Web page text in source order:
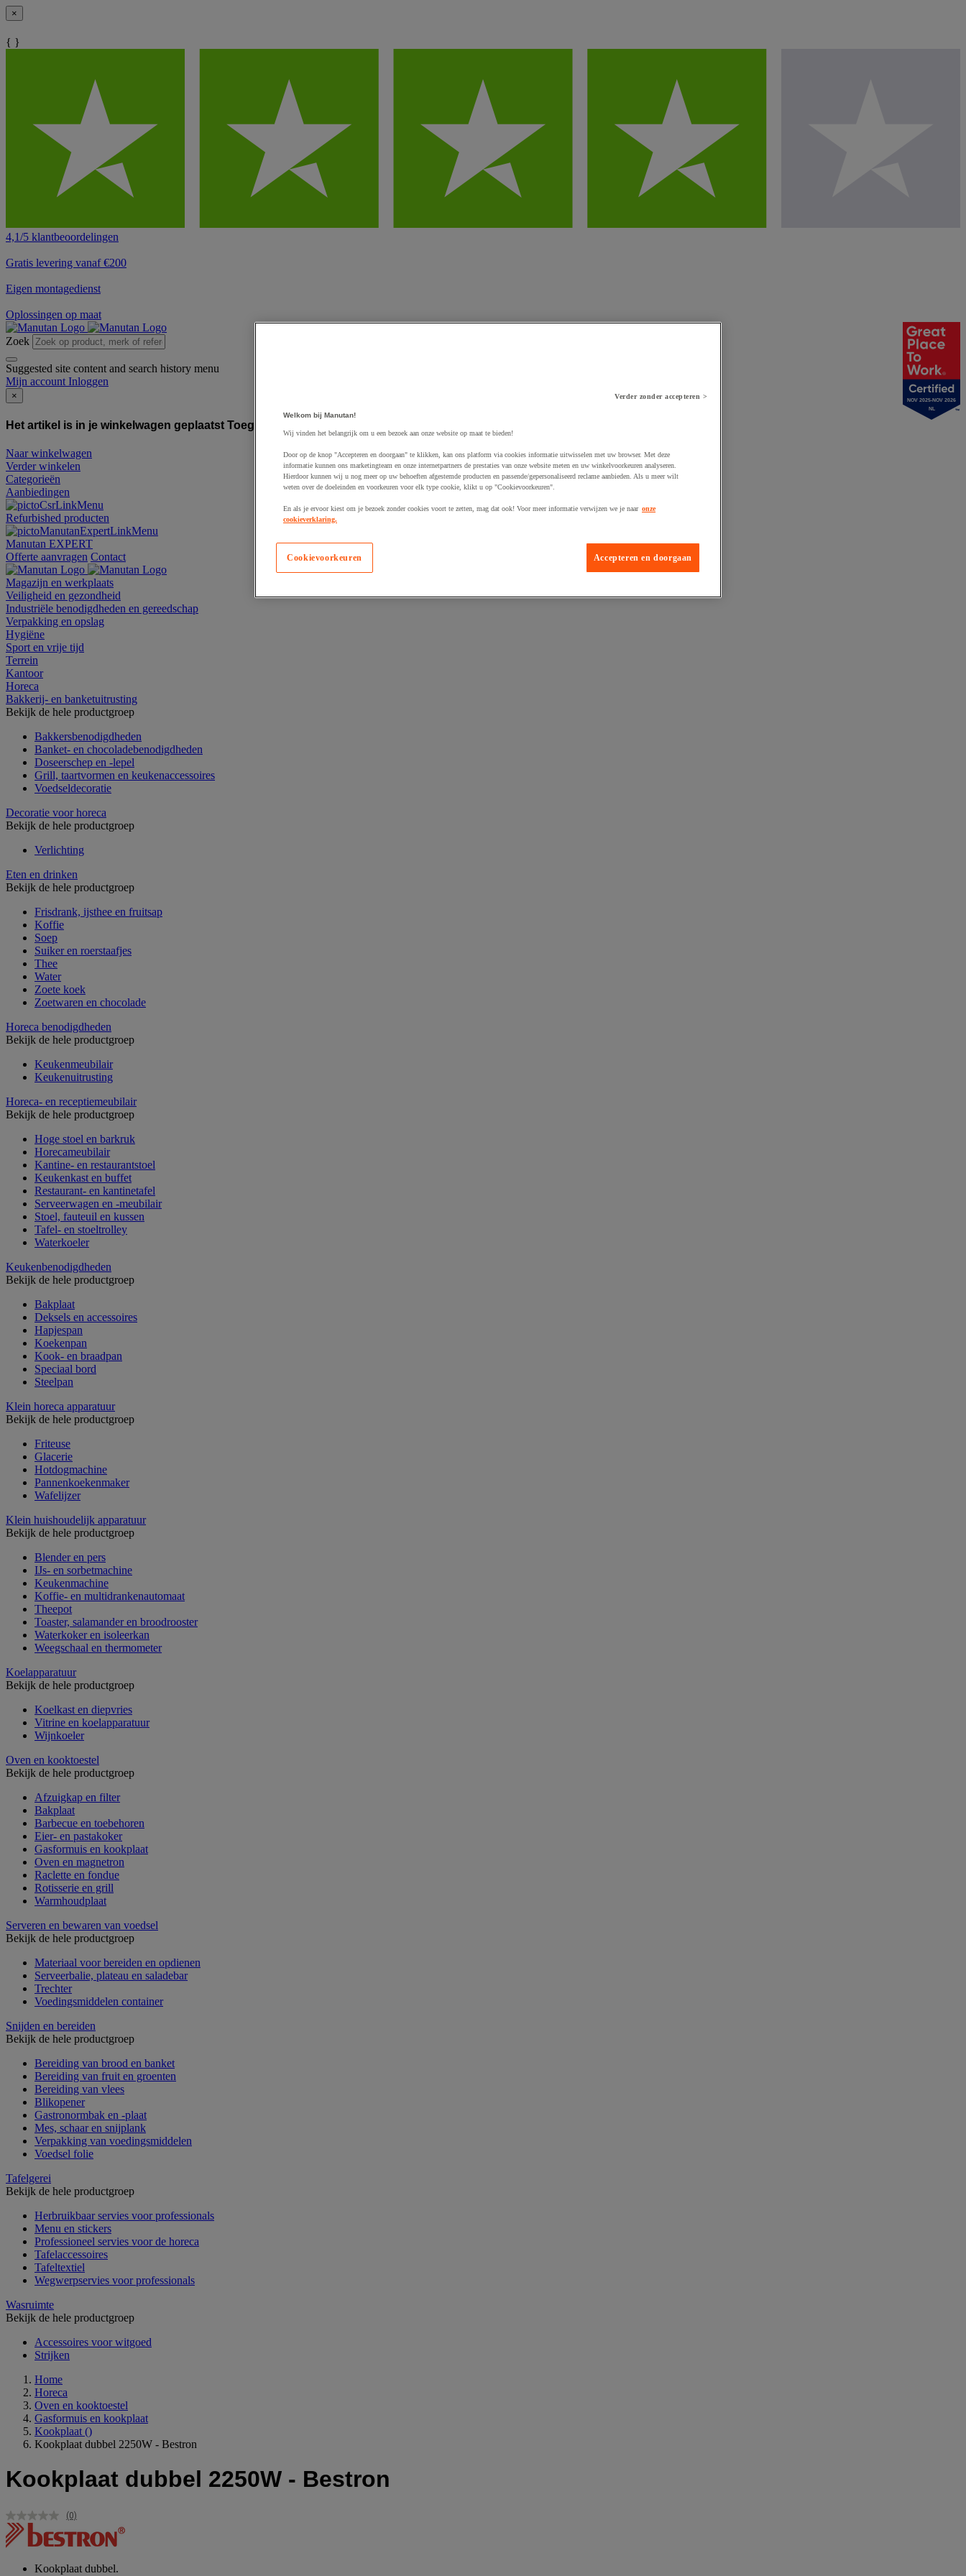
×
{ }
4,1/5 klantbeoordelingen
Gratis levering vanaf €200
Eigen montagedienst
Oplossingen op maat
Zoek
Suggested site content and search history menu
Mijn account Inloggen
×
Het artikel is in je winkelwagen geplaatst Toegevoegd aan winkelwagen
Naar winkelwagen
Verder winkelen
Categorieën
Aanbiedingen
Refurbished producten
Manutan EXPERT
Offerte aanvragen Contact
Magazijn en werkplaats
Veiligheid en gezondheid
Industriële benodigdheden en gereedschap
Verpakking en opslag
Hygiëne
Sport en vrije tijd
Terrein
Kantoor
Horeca
Bakkerij- en banketuitrusting
Bekijk de hele productgroep
Bakkersbenodigdheden
Banket- en chocoladebenodigdheden
Doseerschep en -lepel
Grill, taartvormen en keukenaccessoires
Voedseldecoratie
Decoratie voor horeca
Bekijk de hele productgroep
Verlichting
Eten en drinken
Bekijk de hele productgroep
Frisdrank, ijsthee en fruitsap
Koffie
Soep
Suiker en roerstaafjes
Thee
Water
Zoete koek
Zoetwaren en chocolade
Horeca benodigdheden
Bekijk de hele productgroep
Keukenmeubilair
Keukenuitrusting
Horeca- en receptiemeubilair
Bekijk de hele productgroep
Hoge stoel en barkruk
Horecameubilair
Kantine- en restaurantstoel
Keukenkast en buffet
Restaurant- en kantinetafel
Serveerwagen en -meubilair
Stoel, fauteuil en kussen
Tafel- en stoeltrolley
Waterkoeler
Keukenbenodigdheden
Bekijk de hele productgroep
Bakplaat
Deksels en accessoires
Hapjespan
Koekenpan
Kook- en braadpan
Speciaal bord
Steelpan
Klein horeca apparatuur
Bekijk de hele productgroep
Friteuse
Glacerie
Hotdogmachine
Pannenkoekenmaker
Wafelijzer
Klein huishoudelijk apparatuur
Bekijk de hele productgroep
Blender en pers
IJs- en sorbetmachine
Keukenmachine
Koffie- en multidrankenautomaat
Theepot
Toaster, salamander en broodrooster
Waterkoker en isoleerkan
Weegschaal en thermometer
Koelapparatuur
Bekijk de hele productgroep
Koelkast en diepvries
Vitrine en koelapparatuur
Wijnkoeler
Oven en kooktoestel
Bekijk de hele productgroep
Afzuigkap en filter
Bakplaat
Barbecue en toebehoren
Eier- en pastakoker
Gasformuis en kookplaat
Oven en magnetron
Raclette en fondue
Rotisserie en grill
Warmhoudplaat
Serveren en bewaren van voedsel
Bekijk de hele productgroep
Materiaal voor bereiden en opdienen
Serveerbalie, plateau en saladebar
Trechter
Voedingsmiddelen container
Snijden en bereiden
Bekijk de hele productgroep
Bereiding van brood en banket
Bereiding van fruit en groenten
Bereiding van vlees
Blikopener
Gastronormbak en -plaat
Mes, schaar en snijplank
Verpakking van voedingsmiddelen
Voedsel folie
Tafelgerei
Bekijk de hele productgroep
Herbruikbaar servies voor professionals
Menu en stickers
Professioneel servies voor de horeca
Tafelaccessoires
Tafeltextiel
Wegwerpservies voor professionals
Wasruimte
Bekijk de hele productgroep
Accessoires voor witgoed
Strijken
Home
Horeca
Oven en kooktoestel
Gasformuis en kookplaat
Kookplaat ()
Kookplaat dubbel 2250W - Bestron
Kookplaat dubbel 2250W - Bestron
Geen
scorewaarde.
Dezelfde
(0)
Kookplaat dubbel.
NOV 2025-NOV 2026
NL
Verder zonder accepteren >
Welkom bij Manutan!
Wij vinden het belangrijk om u een bezoek aan onze website op maat te bieden!
Door op de knop "Accepteren en doorgaan" te klikken, kan ons platform via cookies informatie uitwisselen met uw browser. Met deze
informatie kunnen ons marketingteam en onze internetpartners de prestaties van onze website meten en uw winkelvoorkeuren analyseren.
Hierdoor kunnen wij u nog meer op uw behoeften afgestemde producten en passende/gepersonaliseerd reclame aanbieden. Als u meer wilt
weten over de doeleinden en voorkeuren voor elk type cookie, klikt u op "Cookievoorkeuren".
En als je ervoor kiest om je bezoek zonder cookies voort te zetten, mag dat ook! Voor meer informatie verwijzen we je naar onze
cookieverklaring.
Accepteren en doorgaan
Cookievoorkeuren